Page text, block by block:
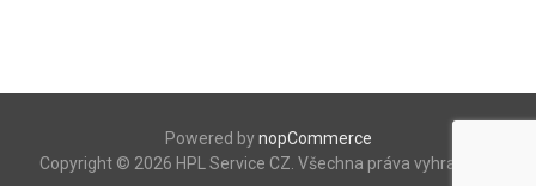
Powered bynopCommerce
Copyright © 2026 HPL Service CZ. Všechna práva vyhrazena.